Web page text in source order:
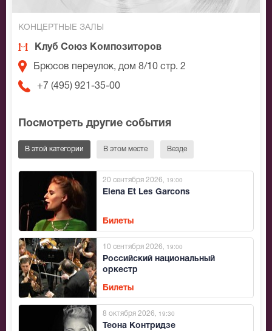
КОНЦЕРТНЫЕ ЗАЛЫ
Клуб Союз Композиторов
Брюсов переулок, дом 8/10 стр. 2
+7 (495) 921-35-00
Посмотреть другие события
В этой категории В этом месте Везде
Elena Et Les Garcons
20 сентября 2026 , 19:00
Билеты
Российский национальный
оркестр
10 сентября 2026 , 19:00
Билеты
Теона Контридзе
8 октября 2026 , 19:30